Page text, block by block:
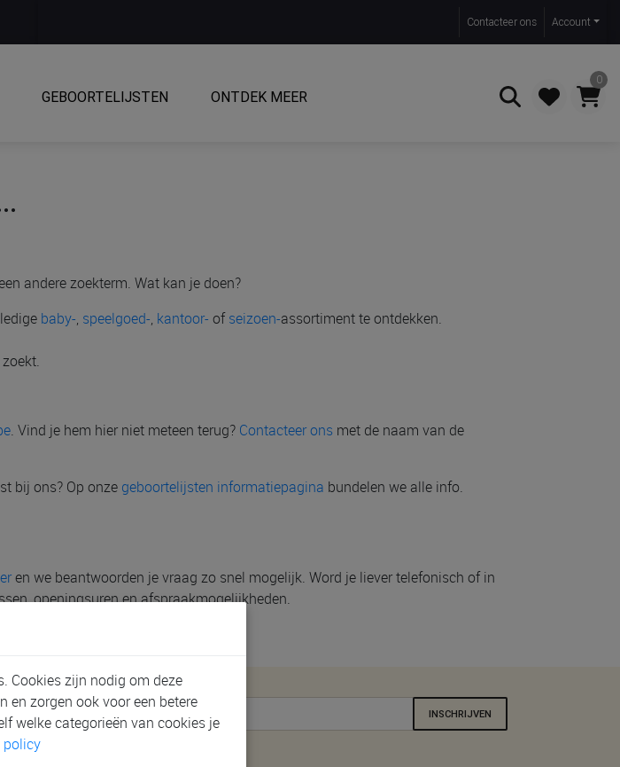
Contacteer ons Account
GEBOORTELIJSTEN ONTDEK MEER
0
andere zoekterm. Wat kan je doen?
baby-, speelgoed-, kantoor- ofseizoen-assortiment te ontdekken.
. Vind je hem hier niet meteen terug? Contacteer ons met de naam van de
bij ons? Op onze geboortelijsten informatiepagina bundelen we alle info.
en we beantwoorden je vraag zo snel mogelijk. Word je liever telefonisch of in
openingsuren en afspraakmogelijkheden.
INSCHRIJVEN
Cookies zijn nodig om deze
en zorgen ook voor een betere
welke categorieën van cookies je
policy